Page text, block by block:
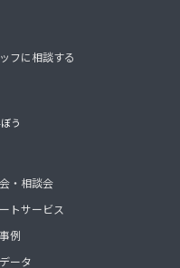
フに相談する
う
・相談会
トサービス
例
ータ